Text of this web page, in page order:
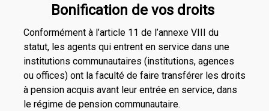
Bonification de vos droits
Conformément à l’article 11 de l’annexe VIII du
statut, les agents qui entrent en service dans une
institutions communautaires (institutions, agences
ou offices) ont la faculté de faire transférer les droits
à pension acquis avant leur entrée en service, dans
le régime de pension communautaire.